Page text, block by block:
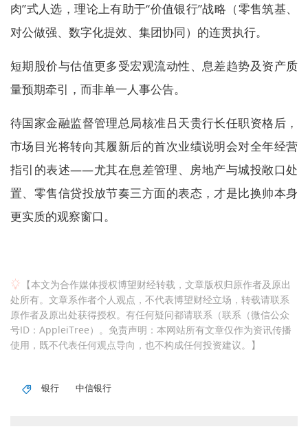
肉”式人选，理论上有助于“价值银行”战略（零售筑基、
对公做强、数字化提效、集团协同）的连贯执行。
短期股价与估值更多受宏观流动性、息差趋势及资产质
量预期牵引，而非单一人事公告。
待国家金融监督管理总局核准吕天贵行长任职资格后，
市场目光将转向其履新后的首次业绩说明会对全年经营
指引的表述——尤其在息差管理、房地产与城投敞口处
置、零售信贷投放节奏三方面的表态，才是比换帅本身
更实质的观察窗口。
【本文为合作媒体授权博望财经转载，文章版权归原作者及原出
处所有。文章系作者个人观点，不代表博望财经立场，转载请联系
原作者及原出处获得授权。有任何疑问都请联系（联系（微信公众
号ID：AppleiTree）。免责声明：本网站所有文章仅作为资讯传播
使用，既不代表任何观点导向，也不构成任何投资建议。】
银行 中信银行